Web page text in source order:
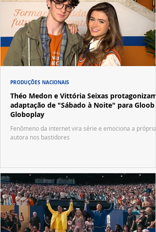
Théo Medon e Vittória Seixas protagonizam
adaptação de "Sábado à Noite" para Gloob e
Globoplay
Fenômeno da internet vira série e emociona a própria
autora nos bastidores
PRODUÇÕES NACIONAIS